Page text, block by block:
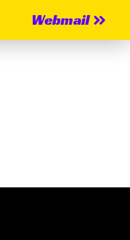
Webmail